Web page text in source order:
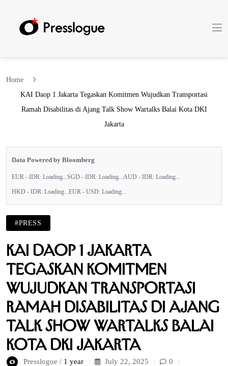
Home
KAI Daop 1 Jakarta Tegaskan Komitmen Wujudkan Transportasi
Ramah Disabilitas di Ajang Talk Show Wartalks Balai Kota DKI
Jakarta
Data Powered by Bloomberg
EUR - IDR: Loading... SGD - IDR: Loading... AUD - IDR: Loading...
HKD - IDR: Loading... EUR - USD: Loading...
#PRESS
KAI Daop 1 Jakarta
Tegaskan Komitmen
Wujudkan Transportasi
Ramah Disabilitas di Ajang
Talk Show Wartalks Balai
Kota DKI Jakarta
Presslogue / 1 year July 22, 2025
0